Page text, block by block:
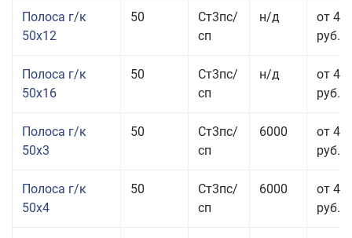
Полоса г/к
50x12
50
Ст3пс/
сп
н/д
от 43
руб.
Полоса г/к
50x16
50
Ст3пс/
сп
н/д
от 49
руб.
Полоса г/к
50x3
50
Ст3пс/
сп
6000
от 47
руб.
Полоса г/к
50x4
50
Ст3пс/
сп
6000
от 45
руб.